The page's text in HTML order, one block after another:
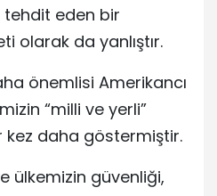
tehdit eden bir
olarak da yanlıştır.
önemlisi Amerikancı
“milli ve yerli”
kez daha göstermiştir.
ülkemizin güvenliği,